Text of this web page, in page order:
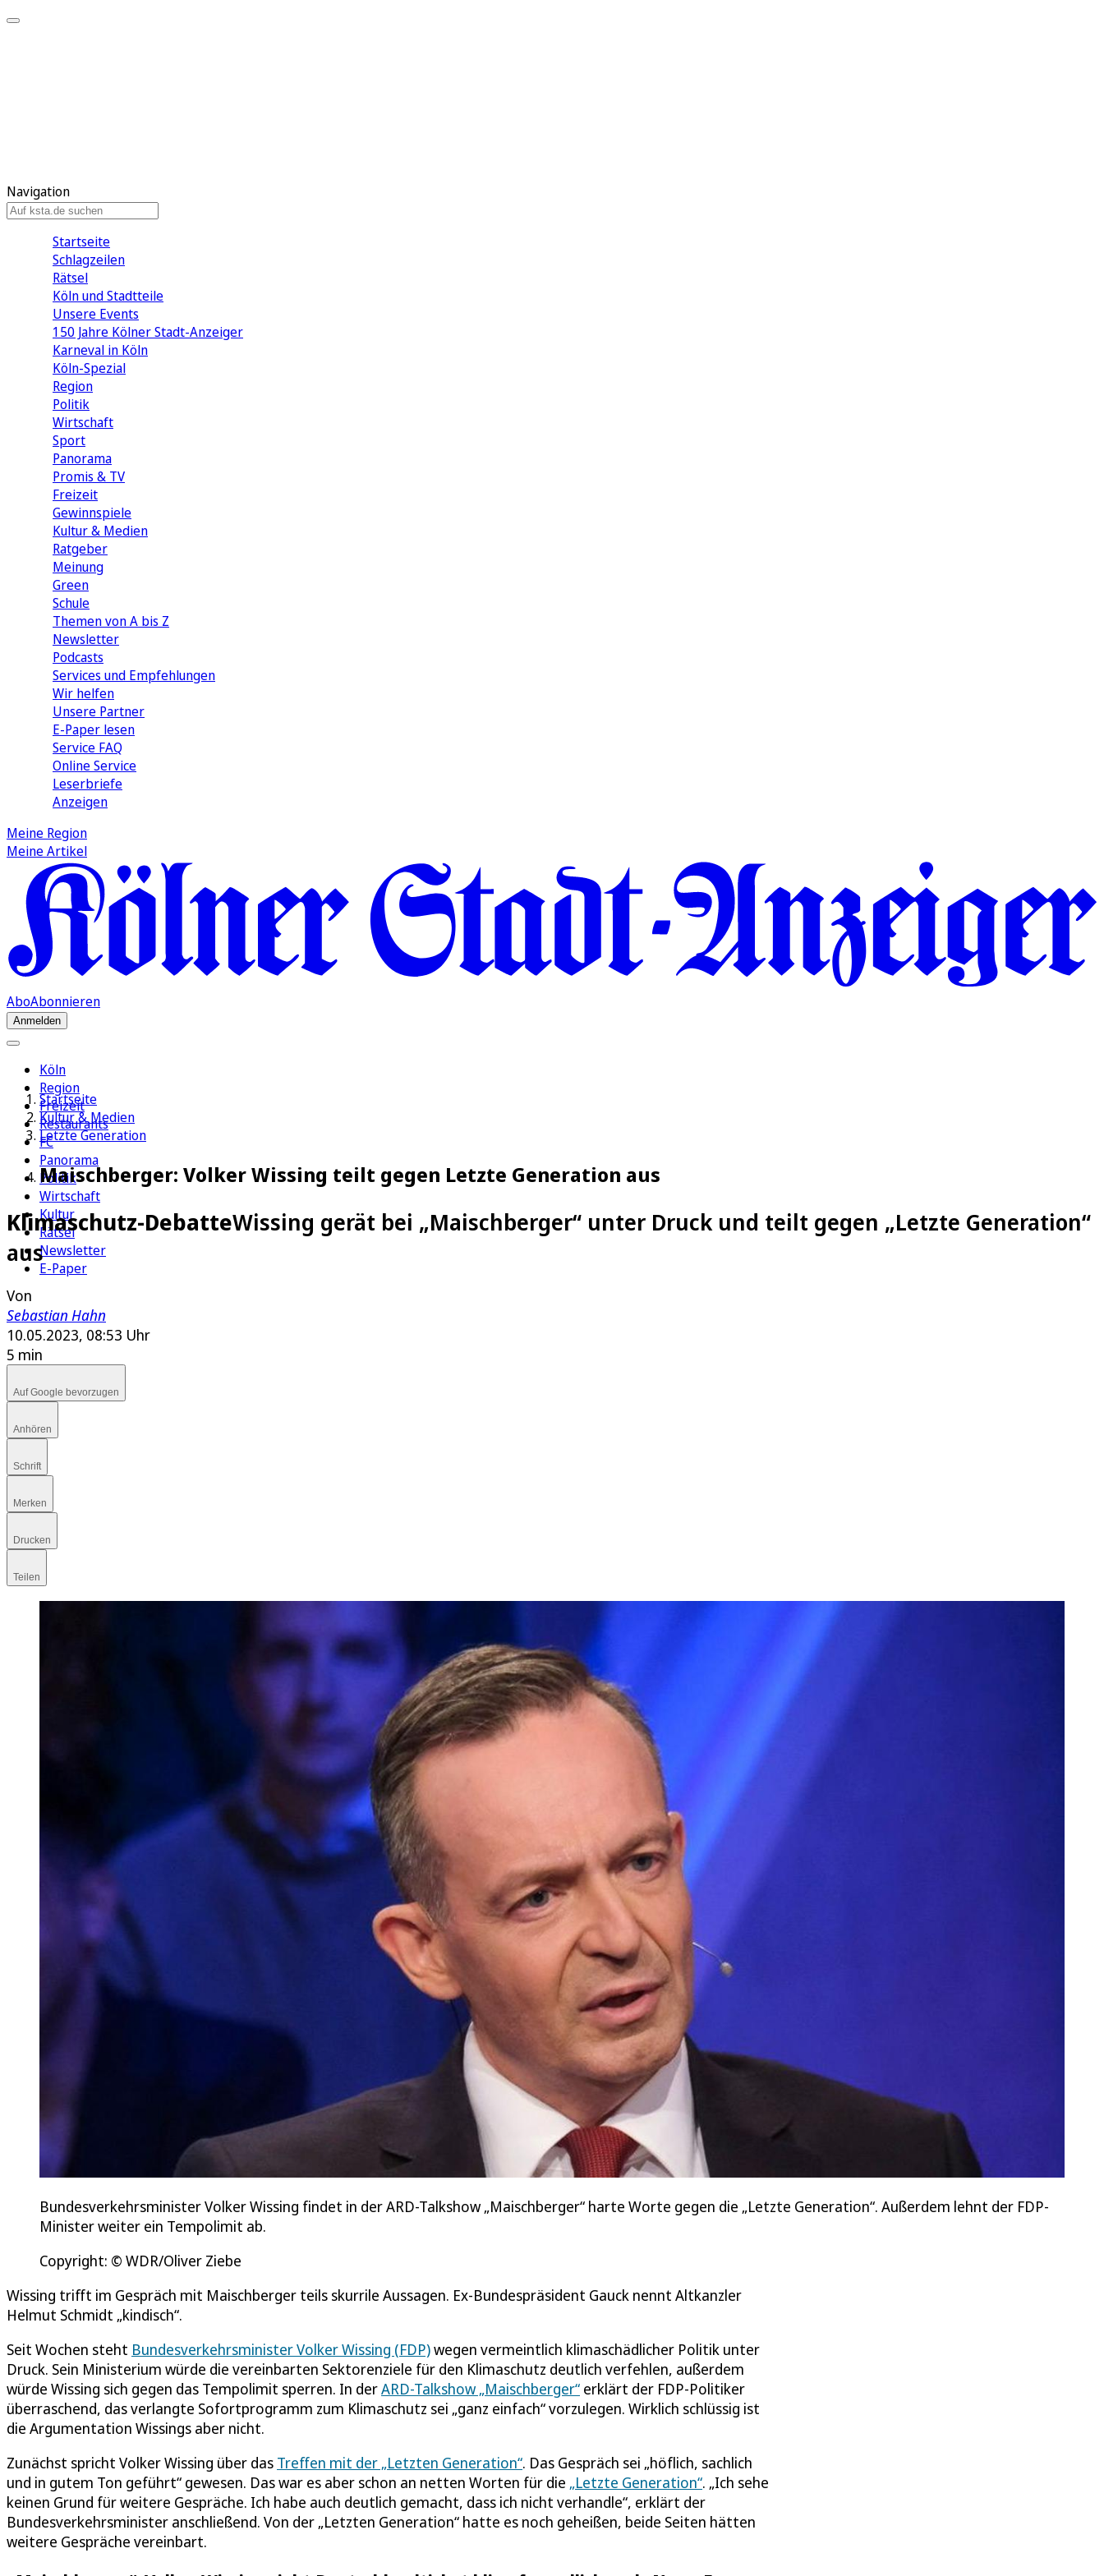
Navigation
Startseite
Schlagzeilen
Rätsel
Köln und Stadtteile
Unsere Events
150 Jahre Kölner Stadt-Anzeiger
Karneval in Köln
Köln-Spezial
Region
Politik
Wirtschaft
Sport
Panorama
Promis & TV
Freizeit
Gewinnspiele
Kultur & Medien
Ratgeber
Meinung
Green
Schule
Themen von A bis Z
Newsletter
Podcasts
Services und Empfehlungen
Wir helfen
Unsere Partner
E-Paper lesen
Service FAQ
Online Service
Leserbriefe
Anzeigen
Meine Region
Meine Artikel
AboAbonnieren
Anmelden
Köln
Region
Freizeit
Restaurants
FC
Panorama
Politik
Wirtschaft
Kultur
Rätsel
Newsletter
E-Paper
Startseite
Kultur & Medien
Letzte Generation
Maischberger: Volker Wissing teilt gegen Letzte Generation aus
Klimaschutz-DebatteWissing gerät bei „Maischberger“ unter Druck und teilt gegen „Letzte Generation“
aus
Von
Sebastian Hahn
10.05.2023, 08:53 Uhr
5 min
Auf Google bevorzugen
Anhören
Schrift
Merken
Drucken
Teilen
Bundesverkehrsminister Volker Wissing findet in der ARD-Talkshow „Maischberger“ harte Worte gegen die „Letzte Generation“. Außerdem lehnt der FDP-
Minister weiter ein Tempolimit ab.
Copyright: © WDR/Oliver Ziebe
Wissing trifft im Gespräch mit Maischberger teils skurrile Aussagen. Ex-Bundespräsident Gauck nennt Altkanzler
Helmut Schmidt „kindisch“.
Seit Wochen steht Bundesverkehrsminister Volker Wissing (FDP)wegen vermeintlich klimaschädlicher Politik unter
Druck. Sein Ministerium würde die vereinbarten Sektorenziele für den Klimaschutz deutlich verfehlen, außerdem
würde Wissing sich gegen das Tempolimit sperren. In derARD-Talkshow „Maischberger“ erklärt der FDP-Politiker
überraschend, das verlangte Sofortprogramm zum Klimaschutz sei „ganz einfach“ vorzulegen. Wirklich schlüssig ist
die Argumentation Wissings aber nicht.
Zunächst spricht Volker Wissing über das Treffen mit der „Letzten Generation“. Das Gespräch sei „höflich, sachlich
und in gutem Ton geführt“ gewesen. Das war es aber schon an netten Worten für die „Letzte Generation“. „Ich sehe
keinen Grund für weitere Gespräche. Ich habe auch deutlich gemacht, dass ich nicht verhandle“, erklärt der
Bundesverkehrsminister anschließend. Von der „Letzten Generation“ hatte es noch geheißen, beide Seiten hätten
weitere Gespräche vereinbart.